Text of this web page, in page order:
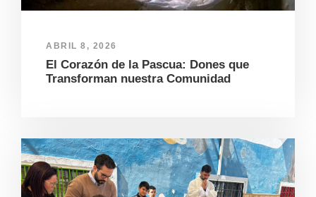
ABRIL 8, 2026
El Corazón de la Pascua: Dones que
Transforman nuestra Comunidad